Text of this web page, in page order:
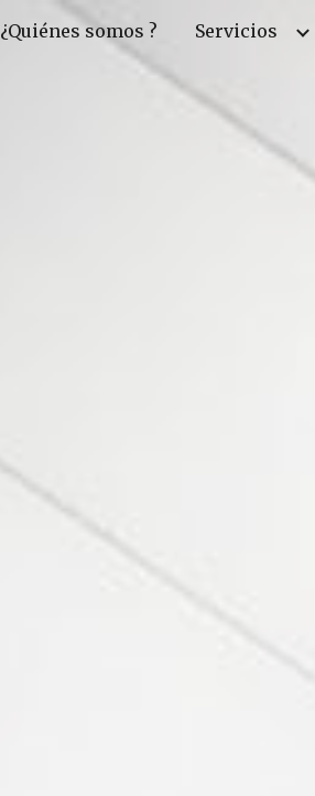
Skip to
¿Quiénes somos ? Servicios